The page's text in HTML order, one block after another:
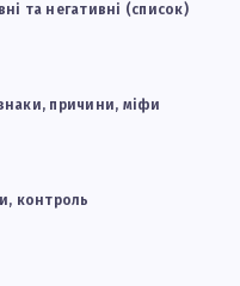
та негативні (список)
причини, міфи
контроль